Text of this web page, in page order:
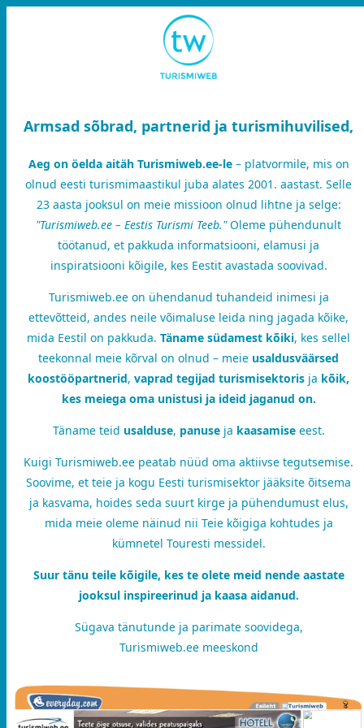
Armsad sõbrad, partnerid ja turismihuvilised,
Aeg on öelda aitäh Turismiweb.ee-le– platvormile, mis on
olnud eesti turismimaastikul juba alates 2001. aastast. Selle
23 aasta jooksul on meie missioon olnud lihtne ja selge:
"Turismiweb.ee – Eestis Turismi Teeb."Oleme pühendunult
töötanud, et pakkuda informatsiooni, elamusi ja
inspiratsiooni kõigile, kes Eestit avastada soovivad.
Turismiweb.ee on ühendanud tuhandeid inimesi ja
ettevõtteid, andes neile võimaluse leida ning jagada kõike,
mida Eestil on pakkuda. Täname südamest kõiki, kes sellel
teekonnal meie kõrval on olnud – meie usaldusväärsed
koostööpartnerid, vaprad tegijad turismisektoris ja kõik,
kes meiega oma unistusi ja ideid jaganud on.
Täname teid usalduse, panuseja kaasamiseeest.
Kuigi Turismiweb.ee peatab nüüd oma aktiivse tegutsemise.
Soovime, et teie ja kogu Eesti turismisektor jääksite õitsema
ja kasvama, hoides seda suurt kirge ja pühendumust elus,
mida meie oleme näinud nii Teie kõigiga kohtudes ja
kümnetel Touresti messidel.
Suur tänu teile kõigile, kes te olete meid nende aastate
jooksul inspireerinud ja kaasa aidanud.
Sügava tänutunde ja parimate soovidega,
Turismiweb.ee meeskond